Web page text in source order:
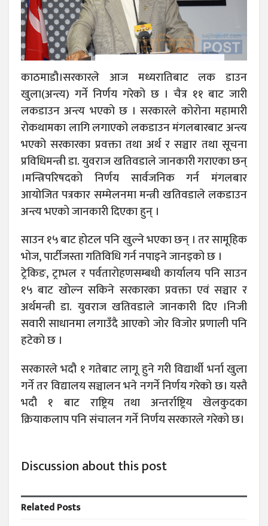
काठमाडौ।सरकारले आज मध्यरातिबाट लक डाउन
खुला(अन्त्य) गर्ने निर्णय गरेको छ । चैत्र ११ बाट जारी
लकडाउन अन्त्य भएको छ । सरकारले कोरोना महामारी
रोकथामका लागि लगाएको लकडाउन मंगलबारबाट अन्त्य
भएको सरकारका प्रवक्ता तथा अर्थ र सञ्चार तथा सूचना
प्रविधिमन्त्री डा. युवराज खतिवडाले जानकारी गराएका छन्
।मन्त्रिपरिषदको निर्णय सार्वजनिक गर्न मंगलबार
आयोजित पत्रकार सम्मेलनमा मन्त्री खतिवडाले लकडाउन
अन्त्य भएको जानकारी दिएका हुन् ।
साउन १५ बाट होटल पनि खुल्ने भएका छन् । तर सामूहिक
भोज, पार्टीजस्ता गतिविधि गर्न नपाइने जानइको छ ।
ट्रेकिङ, ट्राभल र पर्वतारोहणसम्बधी कार्यालय पनि साउन
१५ बाट खोल्न सकिने सरकारका प्रवक्ता एवं सञ्चार र
अर्थमन्त्री डा. युवराज खतिवडाले जानकारी दिए ।निजी
सवारी साधानमा लगाउँदै आएको जोर विजोर प्रणाली पनि
हटेको छ ।
सरकारले भदौ १ गतेबाट लागू हुने गरी विद्यार्थी भर्ना खुला
गर्ने तर विद्यालय सञ्चालन भने नगर्ने निर्णय गरेको छ। यस्तै
भदौ १ बाट राष्ट्रिय तथा अन्तर्राष्ट्रिय खेलकुदका
क्रियाकलाप पनि संचालन गर्ने निर्णय सरकारले गरेको छ।
Discussion about this post
RelatedPosts